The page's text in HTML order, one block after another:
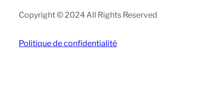
Copyright © 2024 All Rights Reserved
Politique de confidentialité